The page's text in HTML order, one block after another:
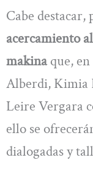
Cabe
acercamiento
makinaque, en
Alberdi, Kimia
Leire Vergara
ello se
dialogadas y